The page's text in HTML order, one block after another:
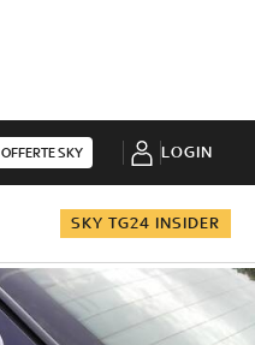
OFFERTE SKY LOGIN
SKY TG24 INSIDER